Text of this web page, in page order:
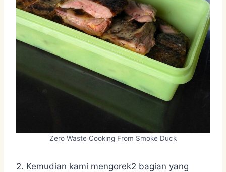
Zero Waste Cooking From Smoke Duck
2. Kemudian kami mengorek2 bagian yang